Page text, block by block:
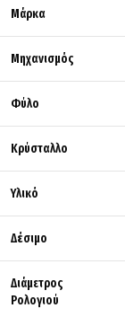
Μάρκα
Μηχανισμός
Φύλο
Κρύσταλλο
Υλικό
Δέσιμο
Διάμετρος
Ρολογιού